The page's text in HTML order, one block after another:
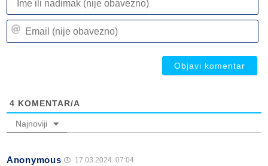
4 KOMENTAR/A
Najnoviji
Anonymous 17.03.2024. 07:04